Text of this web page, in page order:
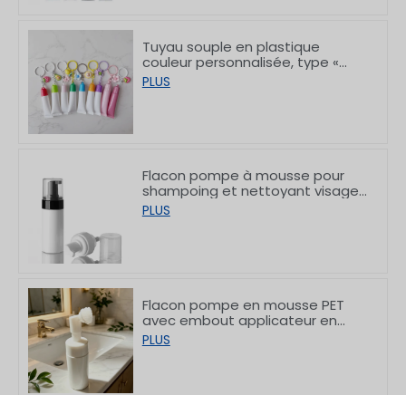
Tuyau souple en plastique
couleur personnalisée, type «
rouge à lèvres », avec crochet,
8/15 g
PLUS
Flacon pompe à mousse pour
shampoing et nettoyant visage
en PET à épaulement plat,
150/200 ml
PLUS
Flacon pompe en mousse PET
avec embout applicateur en
silicone pour nettoyant visage,
100 ml
PLUS